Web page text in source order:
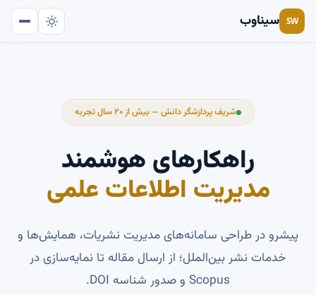
SW سیناوب
شریف پردازشگر دانش — بیش از ۲۰ سال تجربه
راهکارهای هوشمند
مدیریت اطلاعات علمی
پیشرو در طراحی سامانه‌های مدیریت نشریات، همایش‌ها و
خدمات نشر بین‌الملل؛ از ارسال مقاله تا نمایه‌سازی در
Scopus و صدور شناسه DOI.